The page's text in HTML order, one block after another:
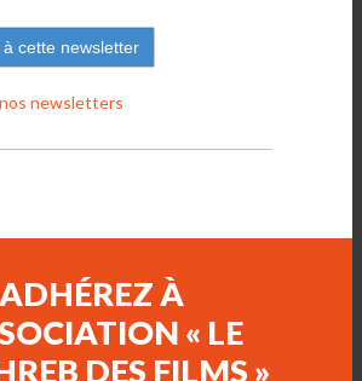
newsletters
ADHÉREZ À
« LE
DES FILMS »